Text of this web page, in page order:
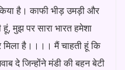
है। काफी भीड़ उमड़ी और
मुझ पर सारा भारत हमेशा
मिला है।।।। मैं चाहती हूं कि
दे जिन्होंने मंडी की बहन बेटी